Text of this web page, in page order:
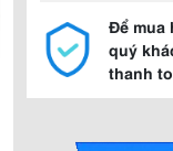
Để mua
quý
thanh